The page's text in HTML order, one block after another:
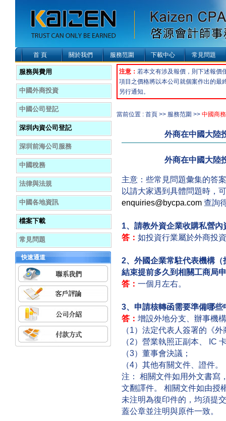
首 頁 關於我們 服務范圍 下載中心 常見問題
服務與費用
中國外商投資
中國公司登記
深圳內資公司登記
深圳前海公司服務
中國稅務
法律與法規
中國各地資訊
檔案下載
常見問題
快速通道
注意： 若本文有涉及報價，則下述報價
項目之價格將以本公司就個案作出的最
另行通知。
當前位置 : 首頁 >> 服務范圍 >> 中國商
外商在中國大陸
外商在中國大陸
主意：些常見問題彙集的答
以請大家遇到具體問題時，
enquiries@bycpa.com 查詢
1、請教外資企業收購私營
答： 如投資行業屬於外商投
2、外國企業常駐代表機構
結束提前多久到相關工商局
答： 一個月左右。
3、申請核轉函需要準備哪
答： 增設外地分支、辦事機
（1）法定代表人簽署的《
（2）營業執照正副本、 IC
（3）董事會決議；
（4）其他有關文件、證件。
注： 相關文件如用外文書寫
文翻譯件。 相關文件如由授
未注明為復印件的，均須提
蓋公章並注明與原件一致。